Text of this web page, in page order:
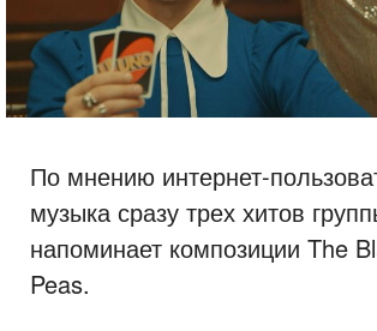
По мнению интернет-
музыка сразу трех хитов
напоминает композиции The
Peas.